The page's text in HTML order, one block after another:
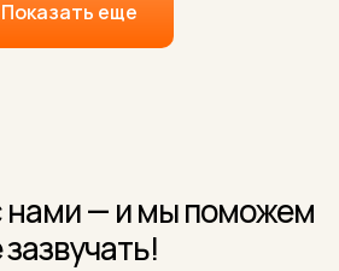
Показать еще
нами — и мы поможем